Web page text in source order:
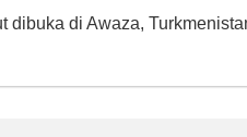
dibuka di Awaza,